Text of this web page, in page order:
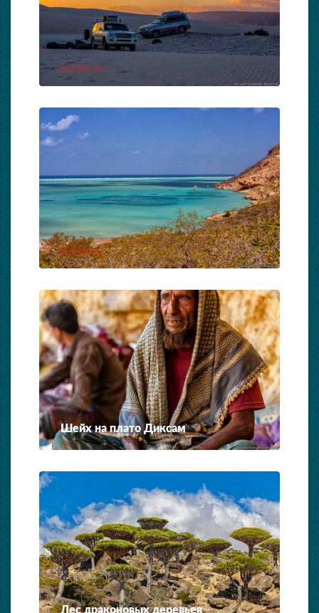
Шейх на плато Диксам
Лес драконовых деревьев